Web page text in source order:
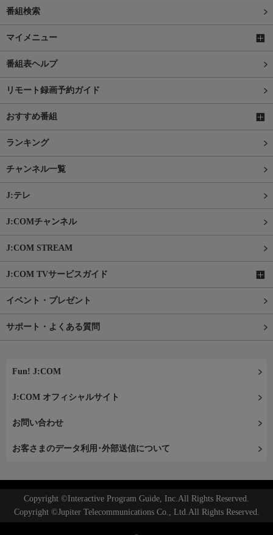
番組検索
マイメニュー
番組表ヘルプ
リモート録画予約ガイド
おすすめ番組
ランキング
チャンネル一覧
J:テレ
J:COMチャンネル
J:COM STREAM
J:COM TVサービスガイド
イベント・プレゼント
サポート・よくある質問
Fun! J:COM
J:COM オフィシャルサイト
お問い合わせ
お客さまのデータ利用･外部送信について
Copyright ©Interactive Program Guide, Inc.All Rights Reserved.
Copyright ©Jupiter Telecommunications Co., Ltd.All Rights Reserved.